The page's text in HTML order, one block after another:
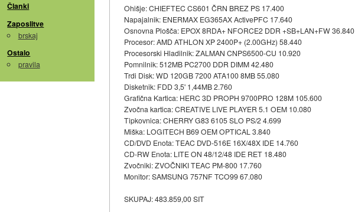
Članki
Zaposlitve
brskaj
Ostalo
pravila
Ohišje: CHIEFTEC CS601 ČRN BREZ PS 17.400
Napajalnik: ENERMAX EG365AX ActivePFC 17.640
Osnovna Plošča: EPOX 8RDA+ NFORCE2 DDR +SB+LAN+FW 36.840
Procesor: AMD ATHLON XP 2400P+ (2.00GHz) 58.440
Procesorski Hladilnik: ZALMAN CNPS6500-CU 10.920
Pomnilnik: 512MB PC2700 DDR DIMM 42.480
Trdi Disk: WD 120GB 7200 ATA100 8MB 55.080
Disketnik: FDD 3,5' 1,44MB 2.760
Grafična Kartica: HERC 3D PROPH 9700PRO 128M 105.600
Zvočna kartica: CREATIVE LIVE PLAYER 5.1 OEM 10.080
Tipkovnica: CHERRY G83 6105 SLO PS/2 4.699
Miška: LOGITECH B69 OEM OPTICAL 3.840
CD/DVD Enota: TEAC DVD-516E 16X/48X IDE 14.760
CD-RW Enota: LITE ON 48/12/48 IDE RET 18.480
Zvočniki: ZVOČNIKI TEAC PM-800 17.760
Monitor: SAMSUNG 757NF TCO99 67.080
SKUPAJ: 483.859,00 SIT